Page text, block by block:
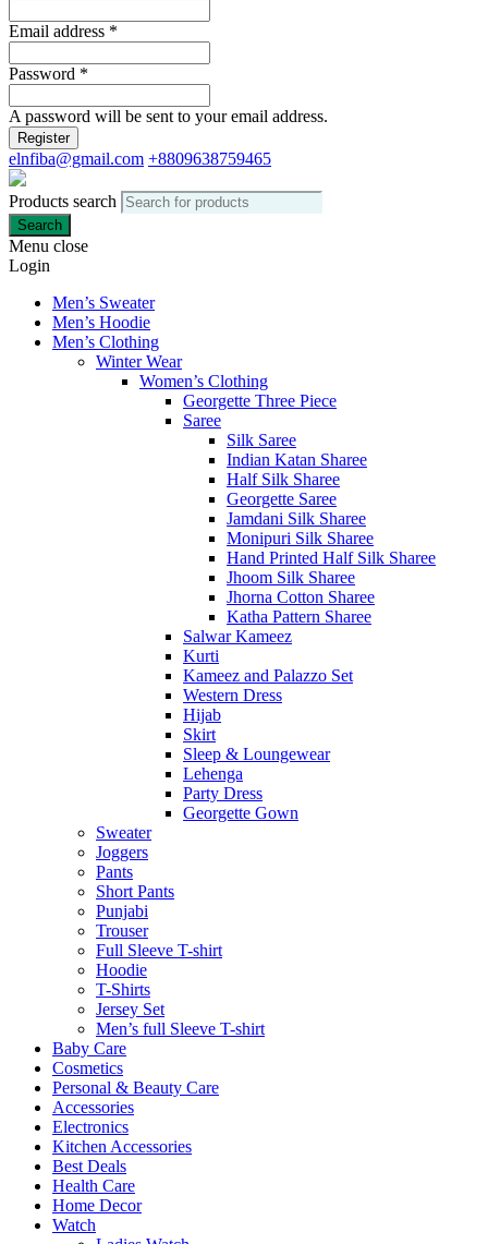
Email address *
Password *
A password will be sent to your email address.
Register
elnfiba@gmail.com +8809638759465
Products search
Search
Menu close
Login
Men’s Sweater
Men’s Hoodie
Men’s Clothing
Winter Wear
Women’s Clothing
Georgette Three Piece
Saree
Silk Saree
Indian Katan Sharee
Half Silk Sharee
Georgette Saree
Jamdani Silk Sharee
Monipuri Silk Sharee
Hand Printed Half Silk Sharee
Jhoom Silk Sharee
Jhorna Cotton Sharee
Katha Pattern Sharee
Salwar Kameez
Kurti
Kameez and Palazzo Set
Western Dress
Hijab
Skirt
Sleep & Loungewear
Lehenga
Party Dress
Georgette Gown
Sweater
Joggers
Pants
Short Pants
Punjabi
Trouser
Full Sleeve T-shirt
Hoodie
T-Shirts
Jersey Set
Men’s full Sleeve T-shirt
Baby Care
Cosmetics
Personal & Beauty Care
Accessories
Electronics
Kitchen Accessories
Best Deals
Health Care
Home Decor
Watch